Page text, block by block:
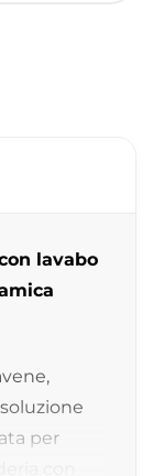
lavabo
per